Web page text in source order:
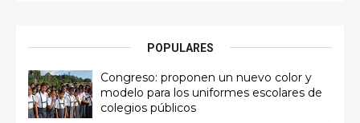
POPULARES
Congreso: proponen un nuevo color y
modelo para los uniformes escolares de
colegios públicos